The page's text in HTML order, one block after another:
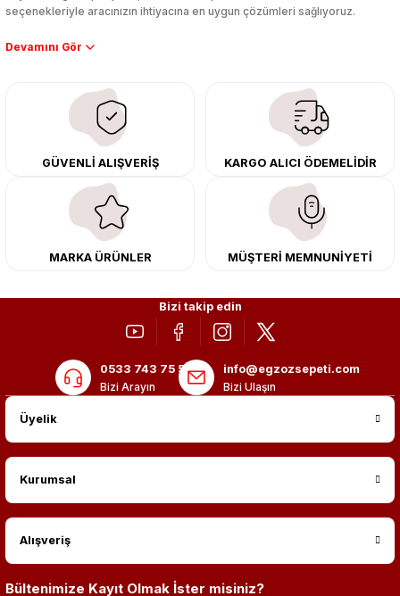
seçenekleriyle aracınızın ihtiyacına en uygun çözümleri sağlıyoruz.
Performans artışı isteyen sürücüler için özel performans egzozları ve
çıkma orijinal ürünler ile yenileyebilir, body kit uygulamalarıyla aracınızın
tasarımını ve aerodinamisini üst seviyeye taşıyabilirsiniz.
Tüm ürünlerimiz orijinal, dayanıklı ve uzun ömürlüdür. İstanbul’daki montaj
merkezimizde profesyonel montaj yapıyor, Türkiye’nin her yerine güvenli
kargo ile teslimat gerçekleştiriyoruz. Aracınıza değer katmak için doğru
adres: Egzoz Sepeti.
GÜVENLİ ALIŞVERİŞ KARGO ALICI ÖDEMELİDİR
MARKA ÜRÜNLER MÜŞTERİ MEMNUNİYETİ
Bizi takip edin
0533 743 75 56
Bizi Arayın
info@egzozsepeti.com
Bizi Ulaşın
Üyelik
Kurumsal
Alışveriş
Bültenimize Kayıt Olmak İster misiniz?